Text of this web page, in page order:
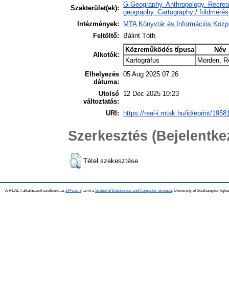
Szakterület(ek): G Geography. Anthropology.
geography. Cartography /
Intézmények:
MTA Könyvtár és Információs
Feltöltő:
Bálint Tóth
Alkotók:
Közreműködés típusa
Név
Kartográfus
Morden,
Elhelyezés
dátuma:
05 Aug 2025 07:26
Utolsó
változtatás:
12 Dec 2025 10:23
URI: https://real-i.mtak.hu/id/eprint/
Szerkesztés
Tétel szekesztése
A REAL-I alkalmazott szoftvere az EPrints 3, amit a School of Electronics and Computer Science , University of Southampton